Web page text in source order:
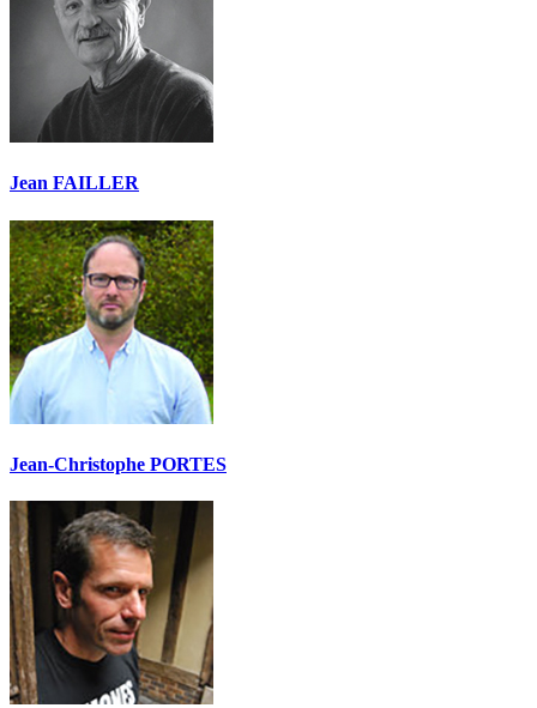
Jean FAILLER
Jean-Christophe PORTES